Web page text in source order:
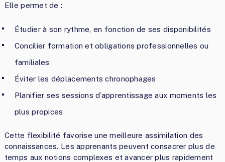
Elle permet de :
Étudier à son rythme, en fonction de ses disponibilités
Concilier formation et obligations professionnelles ou
familiales
Éviter les déplacements chronophages
Planifier ses sessions d’apprentissage aux moments les
plus propices
Cette flexibilité favorise une meilleure assimilation des
connaissances. Les apprenants peuvent consacrer plus de
temps aux notions complexes et avancer plus rapidement